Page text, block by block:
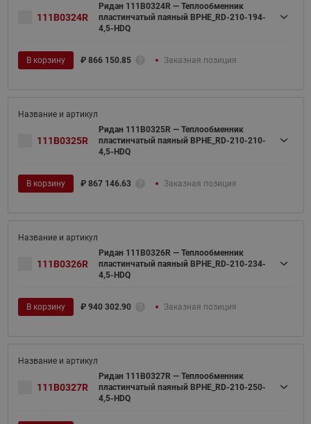
111B0324R
Ридан 111B0324R — Теплообменник
пластинчатый паяный BPHE_RD-210-194-
4,5-HDQ
В корзину ₽ 866 150.85 Заказная позиция
111B0325R
Ридан 111B0325R — Теплообменник
пластинчатый паяный BPHE_RD-210-210-
4,5-HDQ
В корзину ₽ 867 146.63 Заказная позиция
111B0326R
Ридан 111B0326R — Теплообменник
пластинчатый паяный BPHE_RD-210-234-
4,5-HDQ
В корзину ₽ 940 302.90 Заказная позиция
111B0327R
Ридан 111B0327R — Теплообменник
пластинчатый паяный BPHE_RD-210-250-
4,5-HDQ